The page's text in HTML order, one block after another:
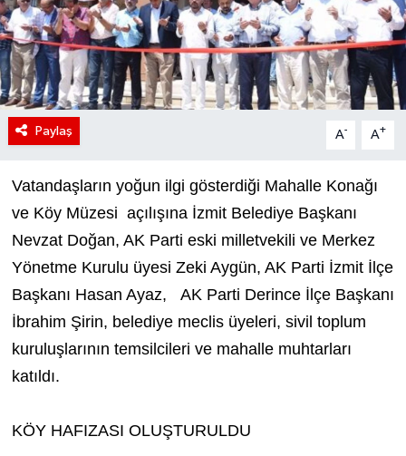
Paylaş A- A+
Vatandaşların yoğun ilgi gösterdiği Mahalle Konağı
ve Köy Müzesi açılışına İzmit Belediye Başkanı
Nevzat Doğan, AK Parti eski milletvekili ve Merkez
Yönetme Kurulu üyesi Zeki Aygün, AK Parti İzmit İlçe
Başkanı Hasan Ayaz, AK Parti Derince İlçe Başkanı
İbrahim Şirin, belediye meclis üyeleri, sivil toplum
kuruluşlarının temsilcileri ve mahalle muhtarları
katıldı.
KÖY HAFIZASI OLUŞTURULDU